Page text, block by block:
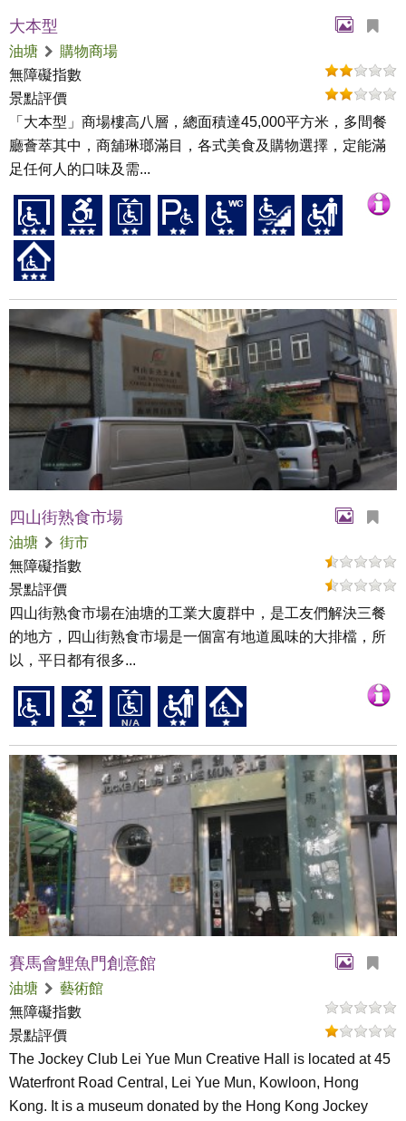
大本型
油塘
購物商場
無障礙指數
景點評價
「大本型」商場樓高八層，總面積達45,000平方米，多間餐
廳薈萃其中，商舖琳瑯滿目，各式美食及購物選擇，定能滿
足任何人的口味及需...
四山街熟食市場
油塘
街市
無障礙指數
景點評價
四山街熟食市場在油塘的工業大廈群中，是工友們解決三餐
的地方，四山街熟食市場是一個富有地道風味的大排檔，所
以，平日都有很多...
賽馬會鯉魚門創意館
油塘
藝術館
無障礙指數
景點評價
The Jockey Club Lei Yue Mun Creative Hall is located at 45
Waterfront Road Central, Lei Yue Mun, Kowloon, Hong
Kong. It is a museum donated by the Hong Kong Jockey